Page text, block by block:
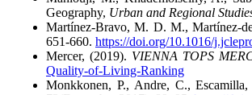
Geography, Urban and Regional
Martínez-Bravo, M. D. M., Martínez-
651-660. https://doi.org/10.1016/
Mercer, (2019). VIENNA TOPS
Quality-of-Living-Ranking
Monkkonen, P., Andre, C.,